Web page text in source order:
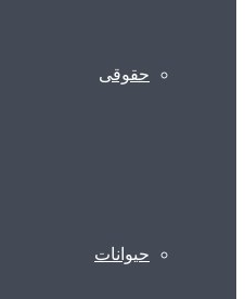
حقوقی
حیوانات